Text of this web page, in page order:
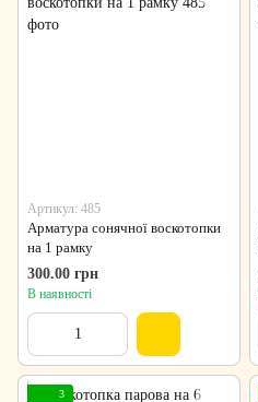
Артикул: 485
Арматура сонячної воскотопки
на 1 рамку
300.00 грн
В наявності
3